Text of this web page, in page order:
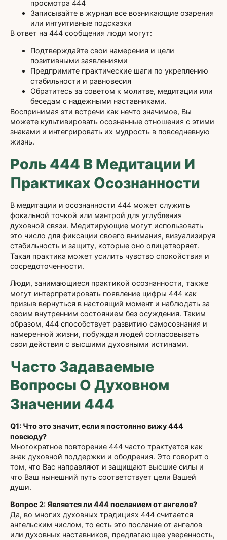
просмотра 444
Записывайте в журнал все возникающие озарения
или интуитивные подсказки
В ответ на 444 сообщения люди могут:
Подтверждайте свои намерения и цели
позитивными заявлениями
Предпримите практические шаги по укреплению
стабильности и равновесия
Обратитесь за советом к молитве, медитации или
беседам с надежными наставниками.
Воспринимая эти встречи как нечто значимое, Вы
можете культивировать осознанные отношения с этими
знаками и интегрировать их мудрость в повседневную
жизнь.
Роль 444 В Медитации И
Практиках Осознанности
В медитации и осознанности 444 может служить
фокальной точкой или мантрой для углубления
духовной связи. Медитирующие могут использовать
это число для фиксации своего внимания, визуализируя
стабильность и защиту, которые оно олицетворяет.
Такая практика может усилить чувство спокойствия и
сосредоточенности.
Люди, занимающиеся практикой осознанности, также
могут интерпретировать появление цифры 444 как
призыв вернуться в настоящий момент и наблюдать за
своим внутренним состоянием без осуждения. Таким
образом, 444 способствует развитию самосознания и
намеренной жизни, побуждая людей согласовывать
свои действия с высшими духовными истинами.
Часто Задаваемые
Вопросы О Духовном
Значении 444
Q1: Что это значит, если я постоянно вижу 444
повсюду?
Многократное повторение 444 часто трактуется как
знак духовной поддержки и ободрения. Это говорит о
том, что Вас направляют и защищают высшие силы и
что Ваш нынешний путь соответствует цели Вашей
души.
Вопрос 2: Является ли 444 посланием от ангелов?
Да, во многих духовных традициях 444 считается
ангельским числом, то есть это послание от ангелов
или духовных наставников, предлагающее уверенность,